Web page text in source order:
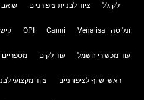
לק ג'ל ציוד לבניית ציפורניים שואב
ונליסה | Venalisa Canni
OPI
עוד מכשירי חשמל עוד לקים מספריים
ראשי שיוף לציפורניים ציוד מקצועי